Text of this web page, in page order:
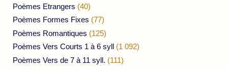
Poèmes Etrangers (40)
Poèmes Formes Fixes (77)
Poèmes Romantiques (125)
Poèmes Vers Courts 1 à 6 syll (1 092)
Poèmes Vers de 7 à 11 syll. (111)